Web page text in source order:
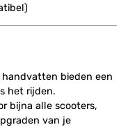
handvatten bieden een
het rijden.
bijna alle scooters,
van je